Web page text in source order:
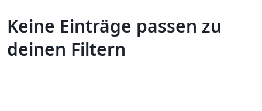
Keine Einträge passen zu
deinen Filtern